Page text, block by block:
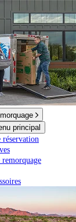
principal
réservation